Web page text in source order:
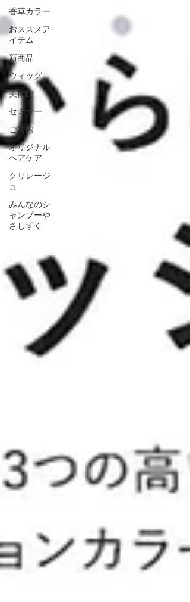
香草カラー
おススメア
イテム
新商品
ウィッグ
美術館
セミナー
ご案内
オリジナル
ヘアケア
クリレージ
ュ
みんなのシ
ャンプーや
さしずく